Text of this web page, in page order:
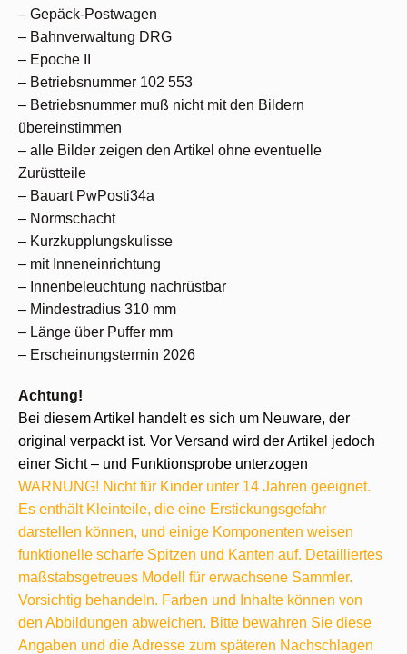
– Gepäck-Postwagen
– Bahnverwaltung DRG
– Epoche II
– Betriebsnummer 102 553
– Betriebsnummer muß nicht mit den Bildern
übereinstimmen
– alle Bilder zeigen den Artikel ohne eventuelle
Zurüstteile
– Bauart PwPosti34a
– Normschacht
– Kurzkupplungskulisse
– mit Inneneinrichtung
– Innenbeleuchtung nachrüstbar
– Mindestradius 310 mm
– Länge über Puffer mm
– Erscheinungstermin 2026
Achtung!
Bei diesem Artikel handelt es sich um Neuware, der
original verpackt ist. Vor Versand wird der Artikel jedoch
einer Sicht – und Funktionsprobe unterzogen
WARNUNG! Nicht für Kinder unter 14 Jahren geeignet.
Es enthält Kleinteile, die eine Erstickungsgefahr
darstellen können, und einige Komponenten weisen
funktionelle scharfe Spitzen und Kanten auf. Detailliertes
maßstabsgetreues Modell für erwachsene Sammler.
Vorsichtig behandeln. Farben und Inhalte können von
den Abbildungen abweichen. Bitte bewahren Sie diese
Angaben und die Adresse zum späteren Nachschlagen